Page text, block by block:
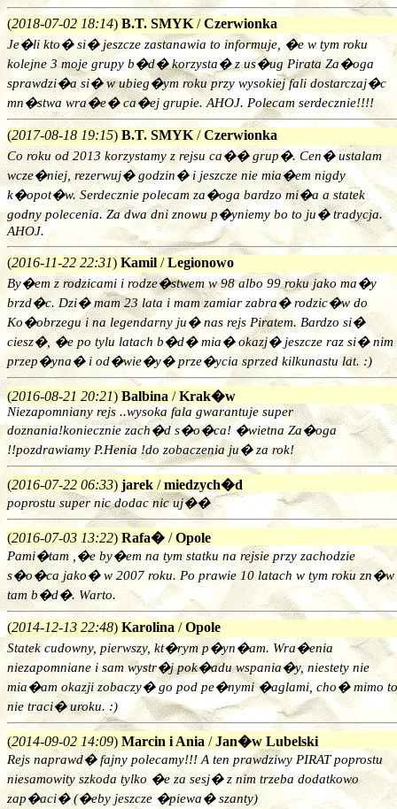
(2018-07-02 18:14) B.T. SMYK /Czerwionka
Je�li kto� si� jeszcze zastanawia to informuje, �e w tym roku
kolejne 3 moje grupy b�d� korzysta� z us�ug Pirata Za�oga
sprawdzi�a si� w ubieg�ym roku przy wysokiej fali dostarczaj�c
mn�stwa wra�e� ca�ej grupie. AHOJ. Polecam serdecznie!!!!
(2017-08-18 19:15) B.T. SMYK /Czerwionka
Co roku od 2013 korzystamy z rejsu ca�� grup�. Cen� ustalam
wcze�niej, rezerwuj� godzin� i jeszcze nie mia�em nigdy
k�opot�w. Serdecznie polecam za�oga bardzo mi�a a statek
godny polecenia. Za dwa dni znowu p�yniemy bo to ju� tradycja.
AHOJ.
(2016-11-22 22:31) Kamil /Legionowo
By�em z rodzicami i rodze�stwem w 98 albo 99 roku jako ma�y
brzd�c. Dzi� mam 23 lata i mam zamiar zabra� rodzic�w do
Ko�obrzegu i na legendarny ju� nas rejs Piratem. Bardzo si�
ciesz�, �e po tylu latach b�d� mia� okazj� jeszcze raz si� nim
przep�yna� i od�wie�y� prze�ycia sprzed kilkunastu lat. :)
(2016-08-21 20:21) Balbina /Krak�w
Niezapomniany rejs ..wysoka fala gwarantuje super
doznania!koniecznie zach�d s�o�ca! �wietna Za�oga
!!pozdrawiamy P.Henia !do zobaczenia ju� za rok!
(2016-07-22 06:33) jarek /miedzych�d
poprostu super nic dodac nic uj��
(2016-07-03 13:22) Rafa� /Opole
Pami�tam ,�e by�em na tym statku na rejsie przy zachodzie
s�o�ca jako� w 2007 roku. Po prawie 10 latach w tym roku zn�w
tam b�d�. Warto.
(2014-12-13 22:48) Karolina /Opole
Statek cudowny, pierwszy, kt�rym p�yn�am. Wra�enia
niezapomniane i sam wystr�j pok�adu wspania�y, niestety nie
mia�am okazji zobaczy� go pod pe�nymi �aglami, cho� mimo to
nie traci� uroku. :)
(2014-09-02 14:09) Marcin i Ania /Jan�w Lubelski
Rejs naprawd� fajny polecamy!!! A ten prawdziwy PIRAT poprostu
niesamowity szkoda tylko �e za sesj� z nim trzeba dodatkowo
zap�aci� (�eby jeszcze �piewa� szanty)